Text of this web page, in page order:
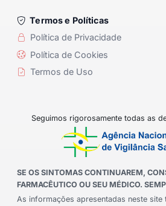
Termos e Políticas
Política de Privacidade
Política de Cookies
Termos de Uso
Seguimos rigorosamente todas as
SE OS SINTOMAS CONTINUAREM,
FARMACÊUTICO OU SEU MÉDICO.
As informações apresentadas neste site